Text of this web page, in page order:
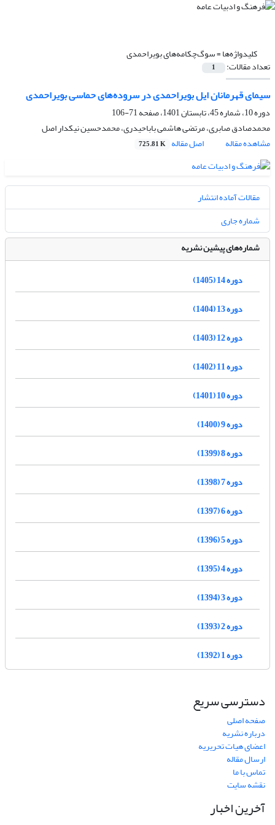
کلیدواژه‌ها =سوگ‌چکامه‌های بویراحمدی
تعداد مقالات: 1
سیمای قهرمانان ایل بویراحمدی در سروده‌های حماسی بویراحمدی
دوره 10، شماره 45، تابستان 1401، صفحه
71-106
محمدصادق صابری، مرتضی هاشمی باباحیدری، محمدحسین نیکدار اصل
مشاهده مقاله
اصل مقاله 725.81 K
مقالات آماده انتشار
شماره جاری
شماره‌های پیشین نشریه
دوره 14 (1405)
دوره 13 (1404)
دوره 12 (1403)
دوره 11 (1402)
دوره 10 (1401)
دوره 9 (1400)
دوره 8 (1399)
دوره 7 (1398)
دوره 6 (1397)
دوره 5 (1396)
دوره 4 (1395)
دوره 3 (1394)
دوره 2 (1393)
دوره 1 (1392)
دسترسی سریع
صفحه اصلی
درباره نشریه
اعضای هیات تحریریه
ارسال مقاله
تماس با ما
نقشه سایت
آخرین اخبار